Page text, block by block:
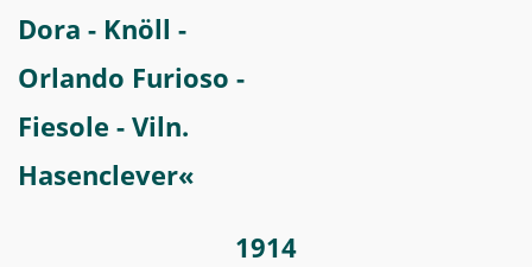
Dora - Knöll -
Orlando Furioso -
Fiesole - Viln.
Hasenclever«
1914